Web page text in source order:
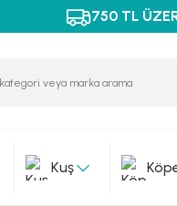
750 TL
Kuş